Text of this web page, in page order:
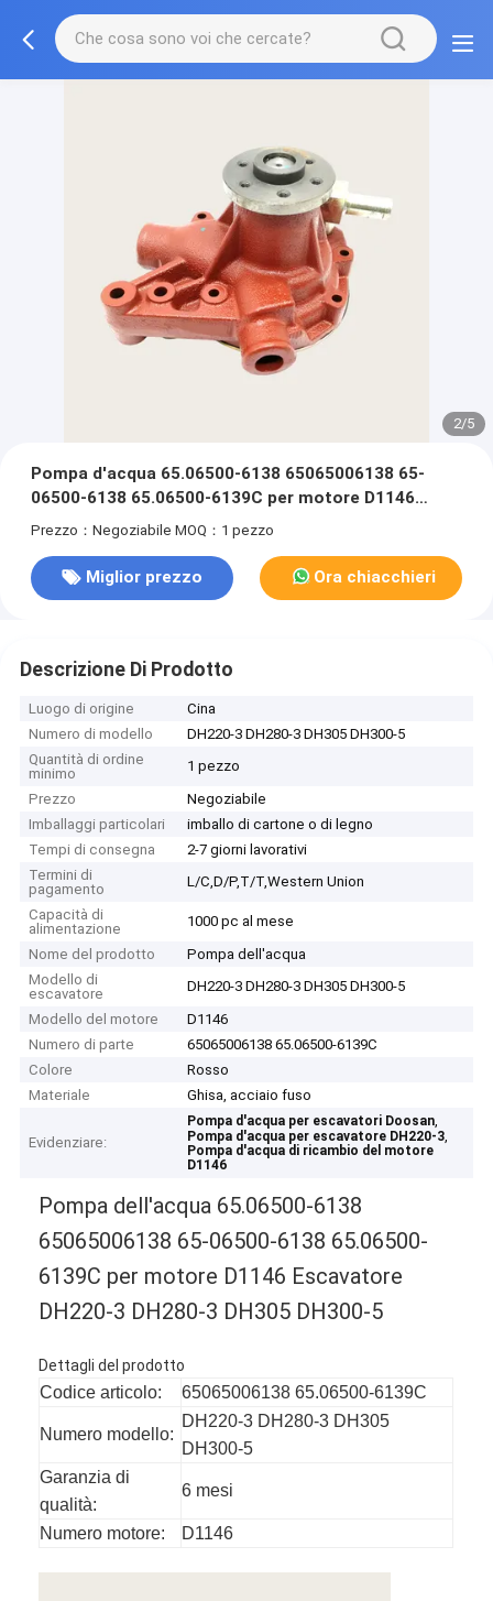
2/5
Pompa d'acqua 65.06500-6138 65065006138 65-
06500-6138 65.06500-6139C per motore D1146
escavatore DH220-3 DH280-3 DH305 DH300-5
Prezzo：Negoziabile MOQ：1 pezzo
Miglior prezzo Ora chiacchieri
Descrizione Di Prodotto
Luogo di origine
Cina
Numero di modello
DH220-3 DH280-3 DH305 DH300-5
Quantità di ordine
minimo
1 pezzo
Prezzo
Negoziabile
Imballaggi particolari
imballo di cartone o di legno
Tempi di consegna
2-7 giorni lavorativi
Termini di
pagamento
L/C,D/P,T/T,Western Union
Capacità di
alimentazione
1000 pc al mese
Nome del prodotto
Pompa dell'acqua
Modello di
escavatore
DH220-3 DH280-3 DH305 DH300-5
Modello del motore
D1146
Numero di parte
65065006138 65.06500-6139C
Colore
Rosso
Materiale
Ghisa, acciaio fuso
Evidenziare:
Pompa d'acqua per escavatori Doosan,
Pompa d'acqua per escavatore DH220-3,
Pompa d'acqua di ricambio del motore
D1146
Pompa dell'acqua 65.06500-6138
65065006138 65-06500-6138 65.06500-
6139C per motore D1146 Escavatore
DH220-3 DH280-3 DH305 DH300-5
Dettagli del prodotto
Codice articolo: 65065006138 65.06500-6139C
Numero modello:
DH220-3 DH280-3 DH305
DH300-5
Garanzia di
qualità:
6 mesi
Numero motore: D1146